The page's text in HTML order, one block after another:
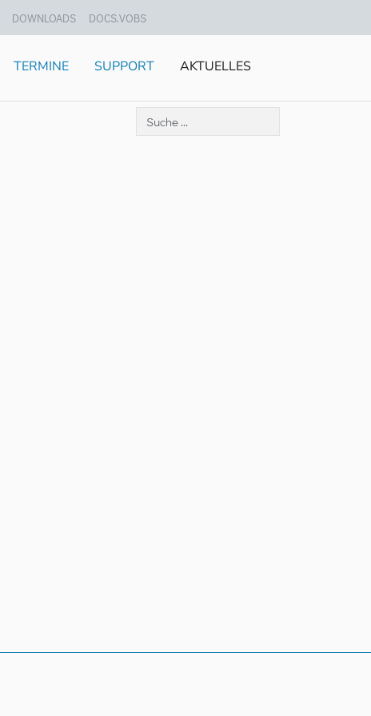
DOWNLOADS DOCS.VOBS
TERMINE SUPPORT AKTUELLES